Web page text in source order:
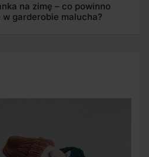
na zimę – co powinno
w garderobie malucha?